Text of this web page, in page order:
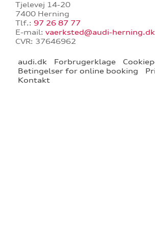
Tjelevej 14-20
7400 Herning
Tlf.: 97 26 87 77
E-mail: vaerksted@audi-herning.dk
CVR: 37646962
audi.dk Forbrugerklage
Betingelser for online booking
Kontakt